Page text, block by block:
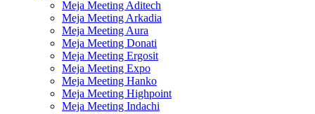
Meja Meeting Aditech
Meja Meeting Arkadia
Meja Meeting Aura
Meja Meeting Donati
Meja Meeting Ergosit
Meja Meeting Expo
Meja Meeting Hanko
Meja Meeting Highpoint
Meja Meeting Indachi